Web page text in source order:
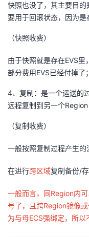
注
开
发
者
学
课
程
的
认
我
的
我
的
Programs
我
的
支
持
支声
快照也没了，其主要目
要用于回滚状态，因为是
（快照收费）
由于快照就是存在EVS
部分费用EVS已经付掉了；
4、复制：是一个运送的
远程复制到另一个Region
（复制收费）
一般按照复制过程产生的
在进行跨区域复制备份/
一般而言，同Region内
号了，且跨Region镜像
为与母ECS强绑定，所以